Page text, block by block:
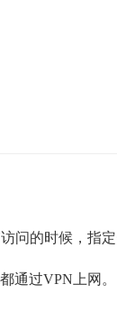
访问的时候，指
通过VPN 上网。